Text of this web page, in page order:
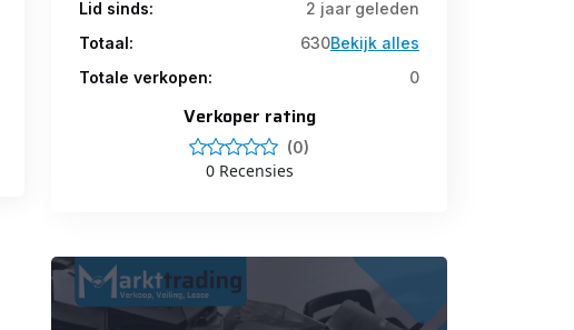
Lid sinds:
2 jaar geleden
Totaal:
630Bekijk alles
Totale verkopen:
0
Verkoper rating
(0)
0 Recensies